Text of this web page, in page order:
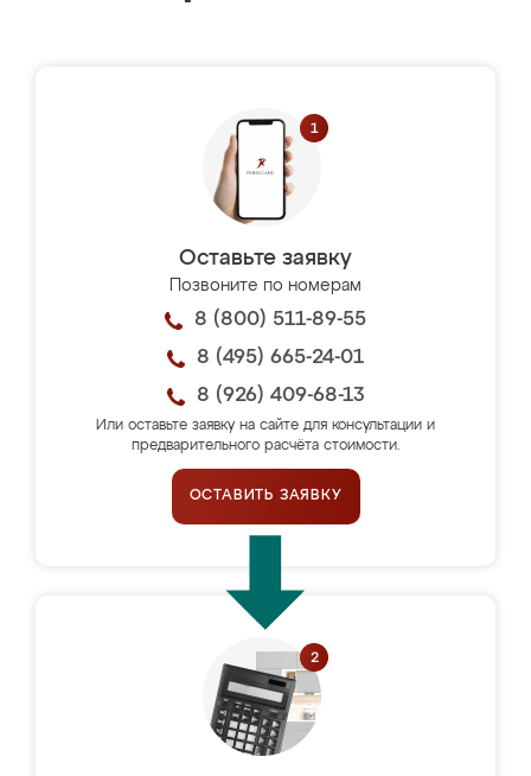
Оставьте заявку
Позвоните по номерам
8 (800) 511-89-55
8 (495) 665-24-01
8 (926) 409-68-13
Или оставьте заявку на сайте для консультации и
предварительного расчёта стоимости.
ОСТАВИТЬ ЗАЯВКУ